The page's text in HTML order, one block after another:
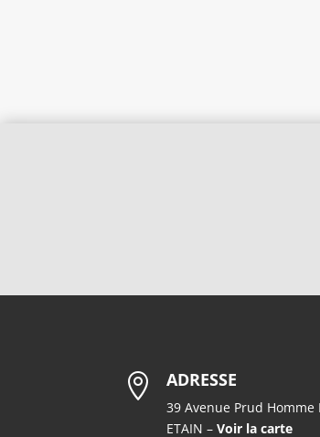
 ADRESSE
39 Avenue Prud Homme
ETAIN – Voir la carte